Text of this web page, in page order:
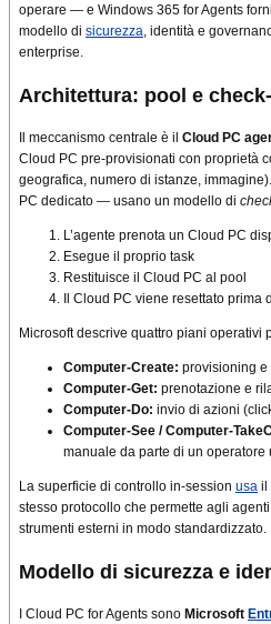
operare — e Windows 365 for Agents
modello di sicurezza, identità e
enterprise.
Architettura: pool e
Il meccanismo centrale è il Cloud PC
Cloud PC pre-provisionati con proprietà
geografica, numero di istanze,
PC dedicato — usano un modello di
L’agente prenota un Cloud PC
Esegue il proprio task
Restituisce il Cloud PC al pool
Il Cloud PC viene resettato prima
Microsoft descrive quattro piani operativi
Computer-Create: provisioning e
Computer-Get: prenotazione e
Computer-Do: invio di azioni
Computer-See / Computer-
manuale da parte di un operatore
La superficie di controllo in-session usa il
stesso protocollo che permette agli
strumenti esterni in modo standardizzato.
Modello di sicurezza e
I Cloud PC for Agents sono Microsoft